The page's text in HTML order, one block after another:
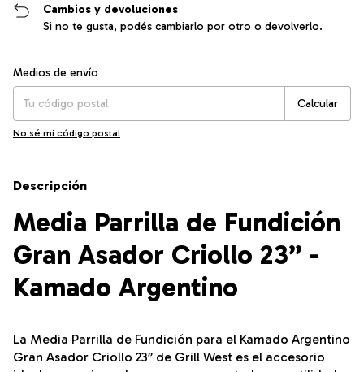
Cambios y devoluciones
Si no te gusta, podés cambiarlo por otro o devolverlo.
Entregas para el CP:
Medios de envío
Calcular
No sé mi código postal
Descripción
Media Parrilla de Fundición
Gran Asador Criollo 23” -
Kamado Argentino
La Media Parrilla de Fundición para el Kamado Argentino
Gran Asador Criollo 23” de Grill West es el accesorio